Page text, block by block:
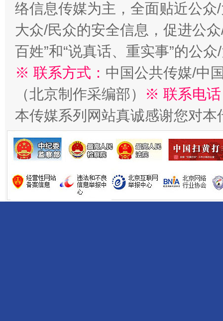
千年窑火 生生不息 一
揭开“小金库”的免责幌子
络信息传媒为主，全面贴近公
大众/民众的安全信息，促进公
百姓”和“说真话、重实事”的公
※ 联系方式： 中国公共传媒/中
（北京制作采编部）
※ 联系电
本传媒系列网站真诚感谢您对